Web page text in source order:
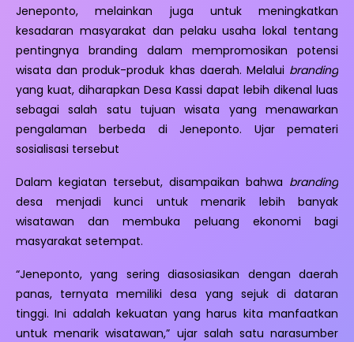
Jeneponto, melainkan juga untuk meningkatkan
kesadaran masyarakat dan pelaku usaha lokal tentang
pentingnya branding dalam mempromosikan potensi
wisata dan produk-produk khas daerah. Melalui branding
yang kuat, diharapkan Desa Kassi dapat lebih dikenal luas
sebagai salah satu tujuan wisata yang menawarkan
pengalaman berbeda di Jeneponto. Ujar pemateri
sosialisasi tersebut
Dalam kegiatan tersebut, disampaikan bahwa branding
desa menjadi kunci untuk menarik lebih banyak
wisatawan dan membuka peluang ekonomi bagi
masyarakat setempat.
“Jeneponto, yang sering diasosiasikan dengan daerah
panas, ternyata memiliki desa yang sejuk di dataran
tinggi. Ini adalah kekuatan yang harus kita manfaatkan
untuk menarik wisatawan,” ujar salah satu narasumber